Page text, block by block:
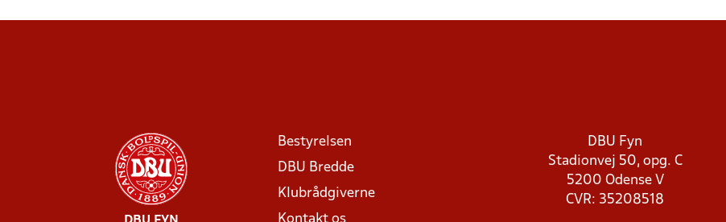
Bestyrelsen
DBU Bredde
Klubrådgiverne
Kontakt os
DBU Fyn
Stadionvej 50, opg. C
5200 Odense V
CVR: 35208518